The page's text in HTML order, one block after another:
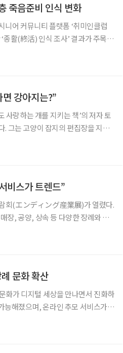
죽음준비 인식 변화
니어 커뮤니티 플랫폼 ‘취미인클럽
활(終活) 인식 조사’ 결과가 주목받
강아지는?”
사랑하는 개를 지키는 책’의 저자 토
그는 고양이 잡지의 편집장을 지냈
비스가 트렌드”
회(エンディング産業展)가 열렸다.
장, 공양, 상속 등 다양한 장례와 종
문화 확산
가 디지털 세상을 만나면서 진화하
능해졌으며, 온라인 추모 서비스가